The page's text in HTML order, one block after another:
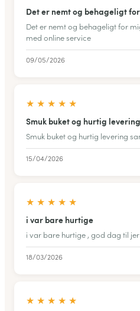
Det er nemt og behageligt
Det er nemt og behageligt for
med online service
09/05/2026
★ ★ ★ ★ ★
Smuk buket og hurtig levering
Smuk buket og hurtig levering
15/04/2026
★ ★ ★ ★ ★
i var bare hurtige
i var bare hurtige , god dag til jer
18/03/2026
★ ★ ★ ★ ★